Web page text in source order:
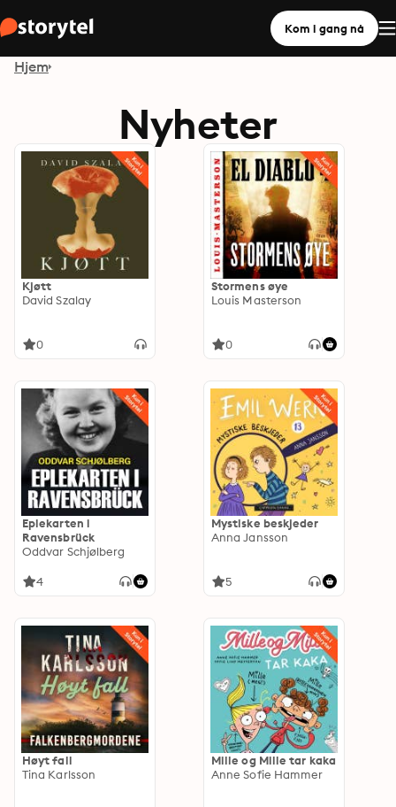
Kom i gang nå
Hjem
Nyheter
Kjøtt
David Szalay
0
Stormens øye
Louis Masterson
0
Eplekarten i
Ravensbrück
Oddvar Schjølberg
4
Mystiske beskjeder
Anna Jansson
5
Høyt fall
Tina Karlsson
Mille og Mille tar kaka
Anne Sofie Hammer